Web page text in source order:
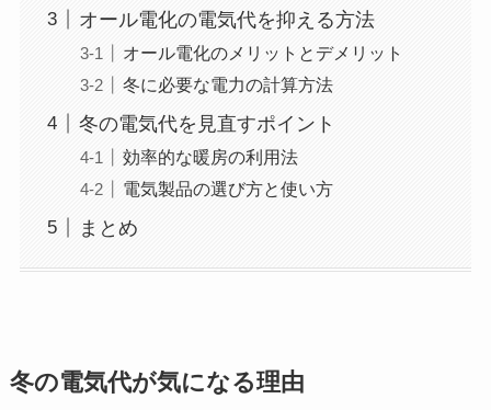
オール電化の電気代を抑える方法
オール電化のメリットとデメリット
冬に必要な電力の計算方法
冬の電気代を見直すポイント
効率的な暖房の利用法
電気製品の選び方と使い方
まとめ
冬の電気代が気になる理由